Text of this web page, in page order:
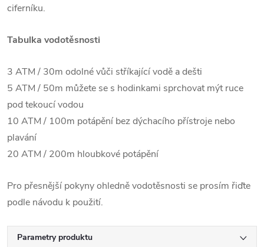
ciferníku.
Tabulka vodotěsnosti
3 ATM / 30m odolné vůči stříkající vodě a dešti
5 ATM / 50m můžete se s hodinkami sprchovat mýt ruce
pod tekoucí vodou
10 ATM / 100m potápění bez dýchacího přístroje nebo
plavání
20 ATM / 200m hloubkové potápění
Pro přesnější pokyny ohledně vodotěsnosti se prosím řiďte
podle návodu k použití.
Parametry produktu